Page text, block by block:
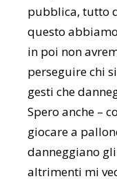
pubblica, tutto
questo
in poi non
perseguire chi
gesti che
Spero anche –
giocare a
danneggiano
altrimenti mi